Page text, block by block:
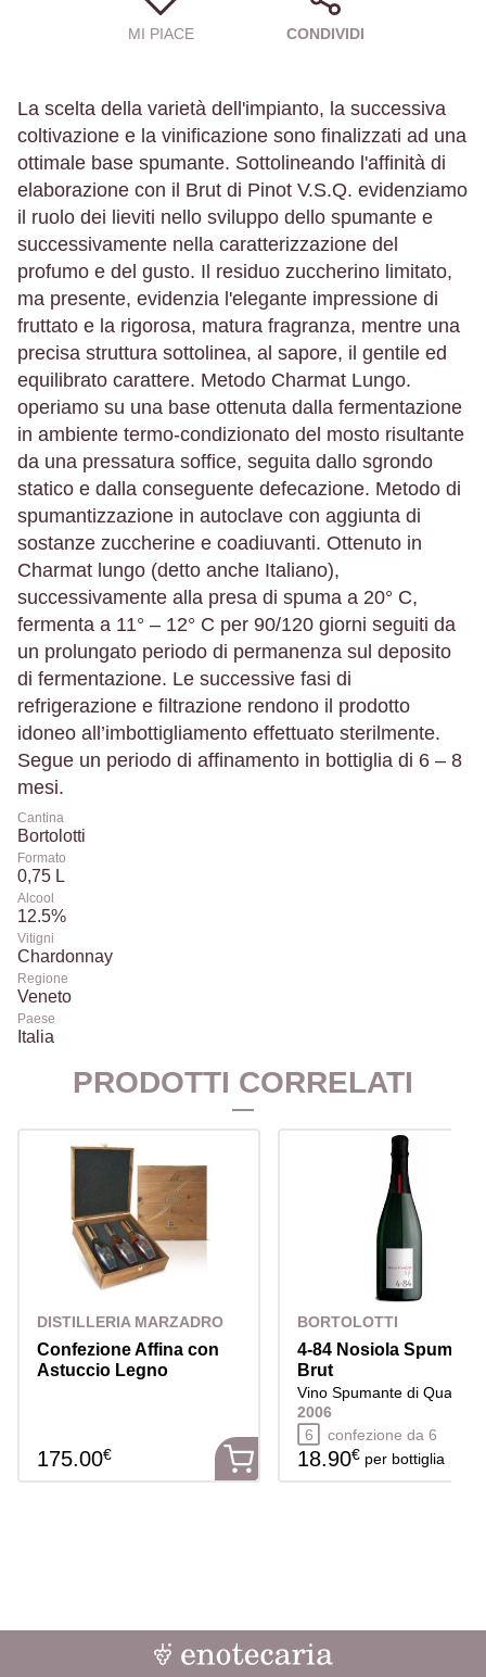
MI PIACE CONDIVIDI
La scelta della varietà dell'impianto, la successiva
coltivazione e la vinificazione sono finalizzati ad una
ottimale base spumante. Sottolineando l'affinità di
elaborazione con il Brut di Pinot V.S.Q. evidenziamo
il ruolo dei lieviti nello sviluppo dello spumante e
successivamente nella caratterizzazione del
profumo e del gusto. Il residuo zuccherino limitato,
ma presente, evidenzia l'elegante impressione di
fruttato e la rigorosa, matura fragranza, mentre una
precisa struttura sottolinea, al sapore, il gentile ed
equilibrato carattere. Metodo Charmat Lungo.
operiamo su una base ottenuta dalla fermentazione
in ambiente termo-condizionato del mosto risultante
da una pressatura soffice, seguita dallo sgrondo
statico e dalla conseguente defecazione. Metodo di
spumantizzazione in autoclave con aggiunta di
sostanze zuccherine e coadiuvanti. Ottenuto in
Charmat lungo (detto anche Italiano),
successivamente alla presa di spuma a 20° C,
fermenta a 11° – 12° C per 90/120 giorni seguiti da
un prolungato periodo di permanenza sul deposito
di fermentazione. Le successive fasi di
refrigerazione e filtrazione rendono il prodotto
idoneo all’imbottigliamento effettuato sterilmente.
Segue un periodo di affinamento in bottiglia di 6 – 8
mesi.
Cantina
Bortolotti
Formato
0,75 L
Alcool
12.5%
Vitigni
Chardonnay
Regione
Veneto
Paese
Italia
PRODOTTI CORRELATI
DISTILLERIA MARZADRO
Confezione Affina con
Astuccio Legno
175.00€
BORTOLOTTI
4-84 Nosiola
Brut
Vino Spumante di Qualità
2006
6
confezione da 6
18.90€ per bottiglia